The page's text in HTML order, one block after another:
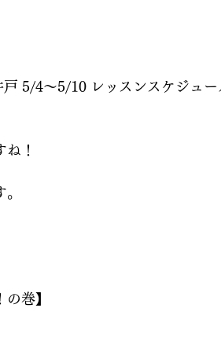
5/4〜5/10 レッスンスケジュー
！
巻】